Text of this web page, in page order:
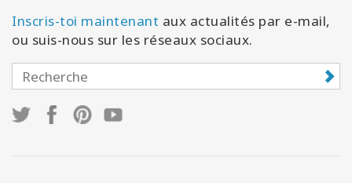
Inscris-toi maintenant aux actualités par e-mail,
ou suis-nous sur les réseaux sociaux.